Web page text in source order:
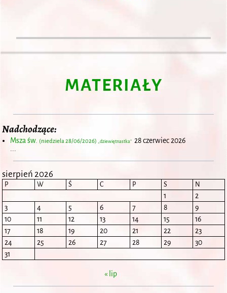
MATERIAŁY
Nadchodzące:
Msza św. (niedziela 28/06/2026) „dziewiętnastka” 28 czerwiec 2026
sierpień 2026
P W Ś C P S N
1
2
3
4 5 6 7 8
9
10
11 12 13 14 15
16
17
18 19 20 21 22
23
24
25 26 27 28 29
30
31
« lip